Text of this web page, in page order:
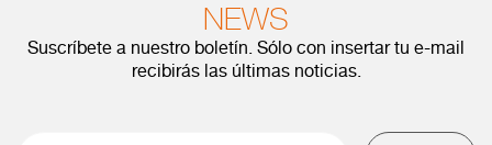
NEWS
Suscríbete a nuestro boletín. Sólo con insertar tu e-mail
recibirás las últimas noticias.